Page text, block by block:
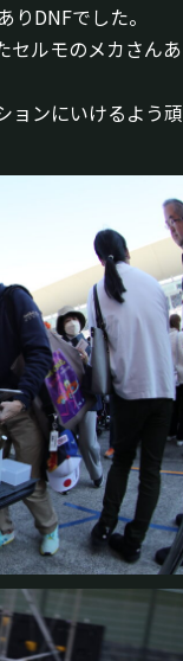
DNFでした。
セルモのメカさんあ
ョンにいけるよう頑